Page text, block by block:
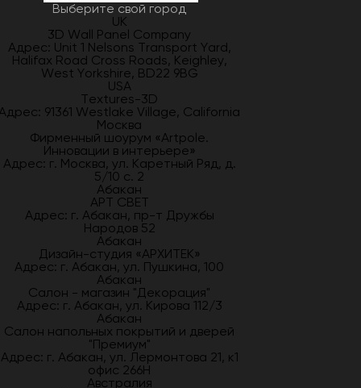
Выберите свой город
UK
3D Wall Panel Company
Адрес: Unit 1 Nelsons Transport Yard,
Halifax Road Cross Roads, Keighley,
West Yorkshire, BD22 9BG
USA
Textures-3D
91361 Westlake Village, California
Москва
Фирменный шоурум «Artpole.
Инновации в интерьере»
Адрес: г. Москва, ул. Каретный Ряд, д.
5/10 с. 2
Абакан
АРТ СВЕТ
Адрес: г. Абакан, пр-т Дружбы
Народов 52
Абакан
Дизайн-студия «АРХИТЕК»
Адрес: г. Абакан, ул. Пушкина, 100
Абакан
Салон - магазин "Декорация"
Адрес: г. Абакан, ул. Кирова 112/3
Абакан
Салон напольных покрытий и дверей
"Премиум"
Адрес: г. Абакан, ул. Лермонтова 21, к1
офис 266Н
Австралия